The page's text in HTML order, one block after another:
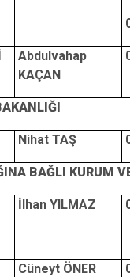
Abdulvahap
KAÇAN
Nihat TAŞ
BAĞLI KURUM
İlhan YILMAZ
Cüneyt ÖNER